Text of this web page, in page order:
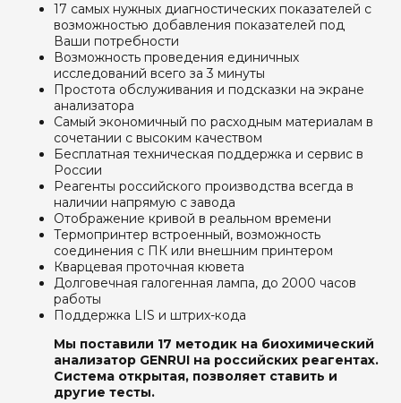
17 самых нужных диагностических показателей с
возможностью добавления показателей под
Ваши потребности
Возможность проведения единичных
исследований всего за 3 минуты
Простота обслуживания и подсказки на экране
анализатора
Самый экономичный по расходным материалам в
сочетании с высоким качеством
Бесплатная техническая поддержка и сервис в
России
Реагенты российского производства всегда в
наличии напрямую с завода
Отображение кривой в реальном времени
Термопринтер встроенный, возможность
соединения с ПК или внешним принтером
Кварцевая проточная кювета
Долговечная галогенная лампа, до 2000 часов
работы
Поддержка LIS и штрих-кода
Мы поставили 17 методик на биохимический
анализатор GENRUI на российских реагентах.
Система открытая, позволяет ставить и
другие тесты.